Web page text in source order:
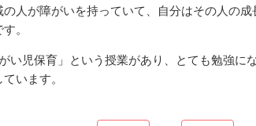
人が障がいを持っていて、自分はその人の
。
い児保育」という授業があり、とても勉強に
います。